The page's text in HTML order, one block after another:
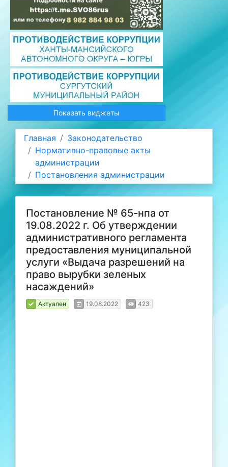
Показать виджеты
Главная
Законодательство
Нормативно-правовые акты
администрации
Постановления администрации
Постановление № 65-нпа от
19.08.2022 г. Об утверждении
административного регламента
предоставления муниципальной
услуги «Выдача разрешений на
право вырубки зеленых
насаждений»
Актуален 19.08.2022 423